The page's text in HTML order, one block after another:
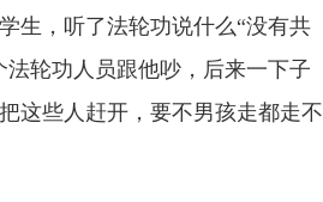
，听了法轮功说什么“没有共
轮功人员跟他吵，后来一下子
这些人赶开，要不男孩走都走不